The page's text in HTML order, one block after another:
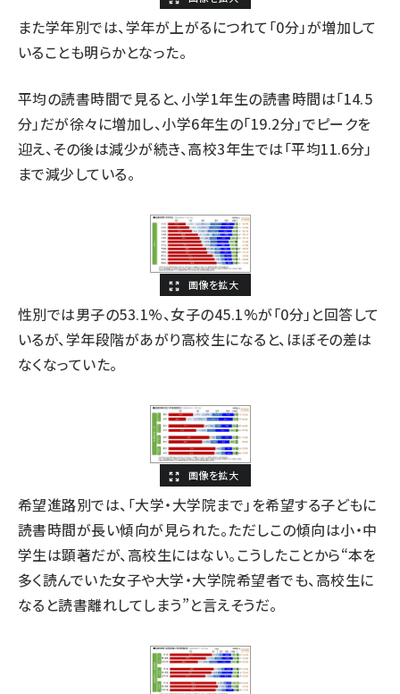
また学年別では、学年が上がるにつれて「0分」が増加して
いることも明らかとなった。
平均の読書時間で見ると、小学1年生の読書時間は「14.5
分」だが徐々に増加し、小学6年生の「19.2分」でピークを
迎え、その後は減少が続き、高校3年生では「平均11.6分」
まで減少している。
性別では男子の53.1%、女子の45.1%が「0分」と回答して
いるが、学年段階があがり高校生になると、ほぼその差は
なくなっていた。
希望進路別では、「大学・大学院まで」を希望する子どもに
読書時間が長い傾向が見られた。ただしこの傾向は小・中
学生は顕著だが、高校生にはない。こうしたことから“本を
多く読んでいた女子や大学・大学院希望者でも、高校生に
なると読書離れしてしまう”と言えそうだ。